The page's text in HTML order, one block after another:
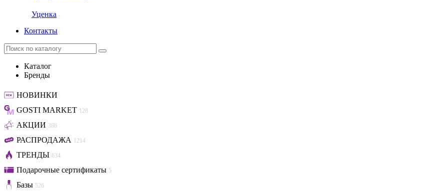
Уценка
Контакты
Каталог
Бренды
НОВИНКИ
GOSTI MARKET 128
АКЦИИ 386
РАСПРОДАЖА 1214
ТРЕНДЫ 634
Подарочные сертификаты 5
Базы 526